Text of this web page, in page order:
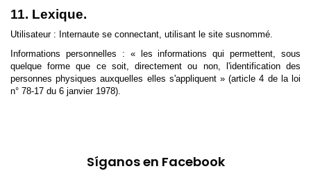
11. Lexique.
Utilisateur : Internaute se connectant, utilisant le site susnommé.
Informations personnelles : « les informations qui permettent, sous
quelque forme que ce soit, directement ou non, l'identification des
personnes physiques auxquelles elles s'appliquent » (article 4 de la loi
n° 78-17 du 6 janvier 1978).
Síganos en Facebook